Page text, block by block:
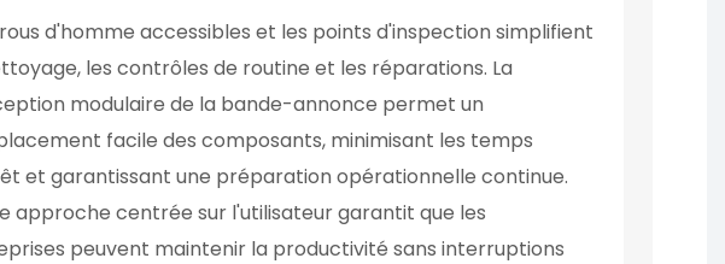
d'homme accessibles et les points d'inspection simplifient
les contrôles de routine et les réparations. La
modulaire de la bande-annonce permet un
facile des composants, minimisant les temps
et garantissant une préparation opérationnelle continue.
approche centrée sur l'utilisateur garantit que les
peuvent maintenir la productivité sans interruptions